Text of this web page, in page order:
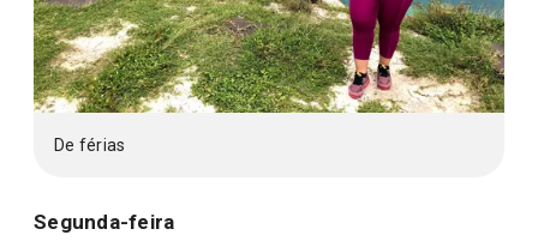
De férias
Segunda-feira